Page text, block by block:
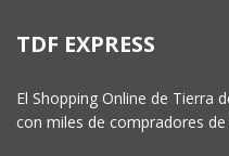
TDF EXPRESS
El Shopping Online de Tierra
con miles de compradores